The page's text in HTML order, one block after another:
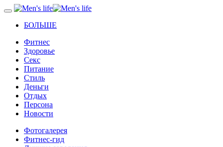
БОЛЬШЕ
Фитнес
Здоровье
Секс
Питание
Стиль
Деньги
Отдых
Персона
Новости
Фотогалерея
Фитнес-гид